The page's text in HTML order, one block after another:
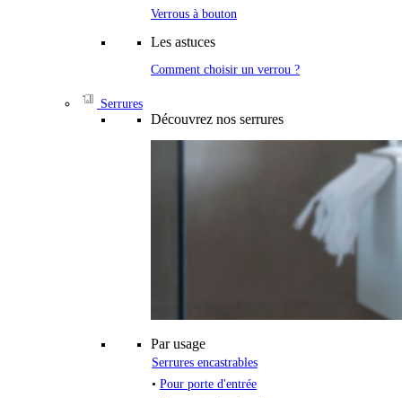
Verrous à bouton
Les astuces
Comment choisir un verrou ?
Serrures
Découvrez nos serrures
Par usage
Serrures encastrables
• Pour porte d'entrée